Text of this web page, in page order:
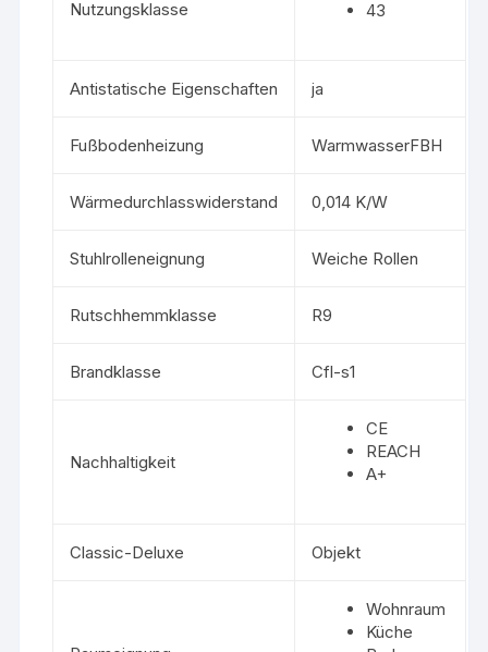
Nutzungsklasse
43
Antistatische Eigenschaften ja
Fußbodenheizung WarmwasserFBH
Wärmedurchlasswiderstand 0,014 K/W
Stuhlrolleneignung Weiche Rollen
Rutschhemmklasse R9
Brandklasse Cfl-s1
Nachhaltigkeit
CE
REACH
A+
Classic-Deluxe Objekt
Wohnraum
Küche